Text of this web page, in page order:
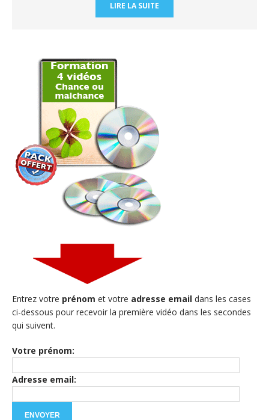
LIRE LA SUITE
Entrez votre prénom et votre adresse email dans les cases
ci-dessous pour recevoir la première vidéo dans les secondes
qui suivent.
Votre prénom:
Adresse email: